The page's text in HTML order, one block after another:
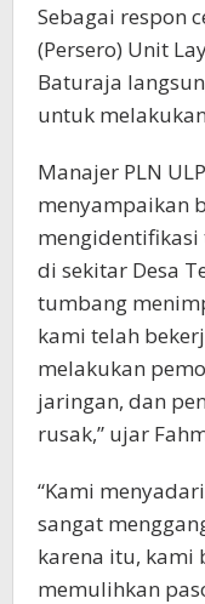
Sebagai respon
(Persero) Unit
Baturaja
untuk
Manajer PLN
menyampaikan
di sekitar Desa
tumbang
kami telah
melakukan
jaringan, dan
rusak,” ujar
“Kami
sangat
karena itu, kami
memulihkan